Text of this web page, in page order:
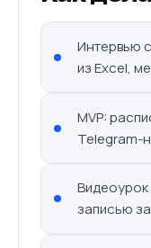
Интервью
из Excel,
MVP:
Telegram-
записью